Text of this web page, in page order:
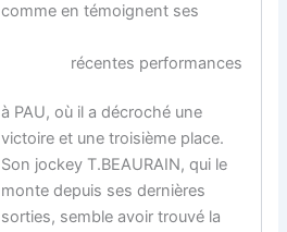
comme en témoignent ses
récentes performances
à PAU, où il a décroché une
victoire et une troisième place.
Son jockey T.BEAURAIN, qui le
monte depuis ses dernières
sorties, semble avoir trouvé la